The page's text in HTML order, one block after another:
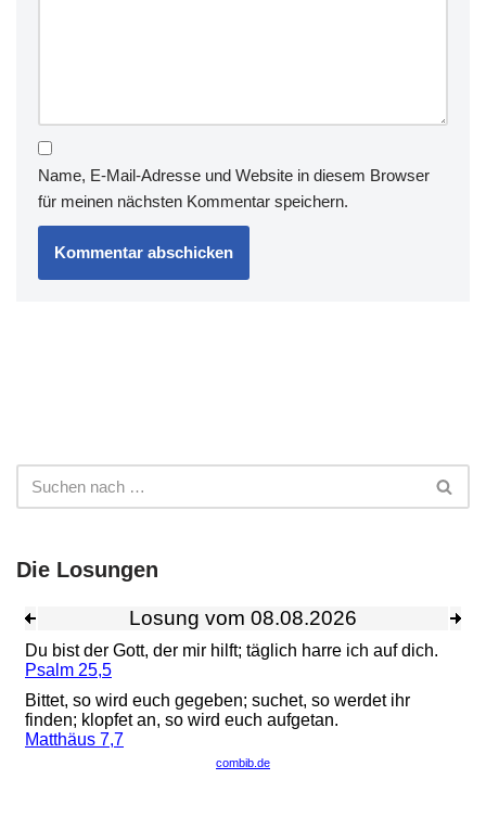
Name, E-Mail-Adresse und Website in diesem Browser
für meinen nächsten Kommentar speichern.
Die Losungen